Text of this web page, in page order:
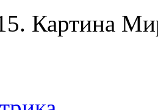
Картина